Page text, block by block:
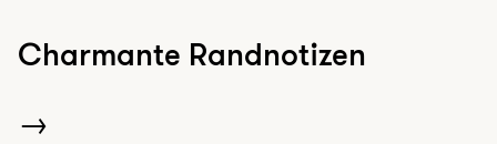
Charmante Randnotizen
→